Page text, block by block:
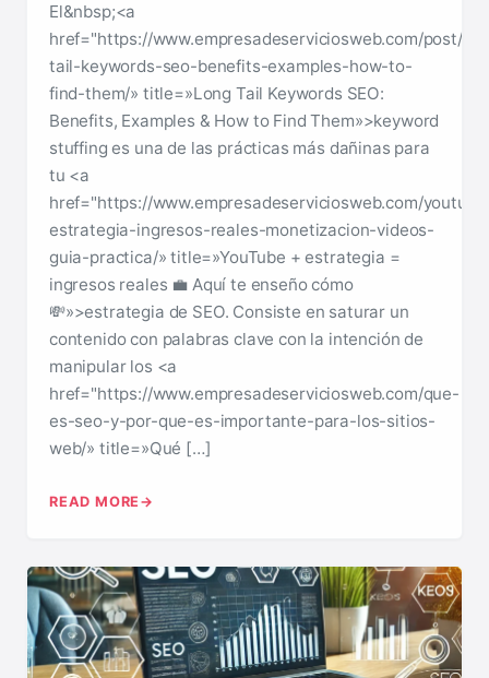
El&nbsp;<a
href="https://www.empresadeserviciosweb.com/post/
tail-keywords-seo-benefits-examples-how-to-
find-them/» title=»Long Tail Keywords SEO:
Benefits, Examples & How to Find Them»>keyword
stuffing es una de las prácticas más dañinas para
tu <a
href="https://www.empresadeserviciosweb.com/
estrategia-ingresos-reales-monetizacion-videos-
guia-practica/» title=»YouTube + estrategia =
ingresos reales 💼 Aquí te enseño cómo
💸»>estrategia de SEO. Consiste en saturar un
contenido con palabras clave con la intención de
manipular los <a
href="https://www.empresadeserviciosweb.com/que-
es-seo-y-por-que-es-importante-para-los-sitios-
web/» title=»Qué […]
READ MORE